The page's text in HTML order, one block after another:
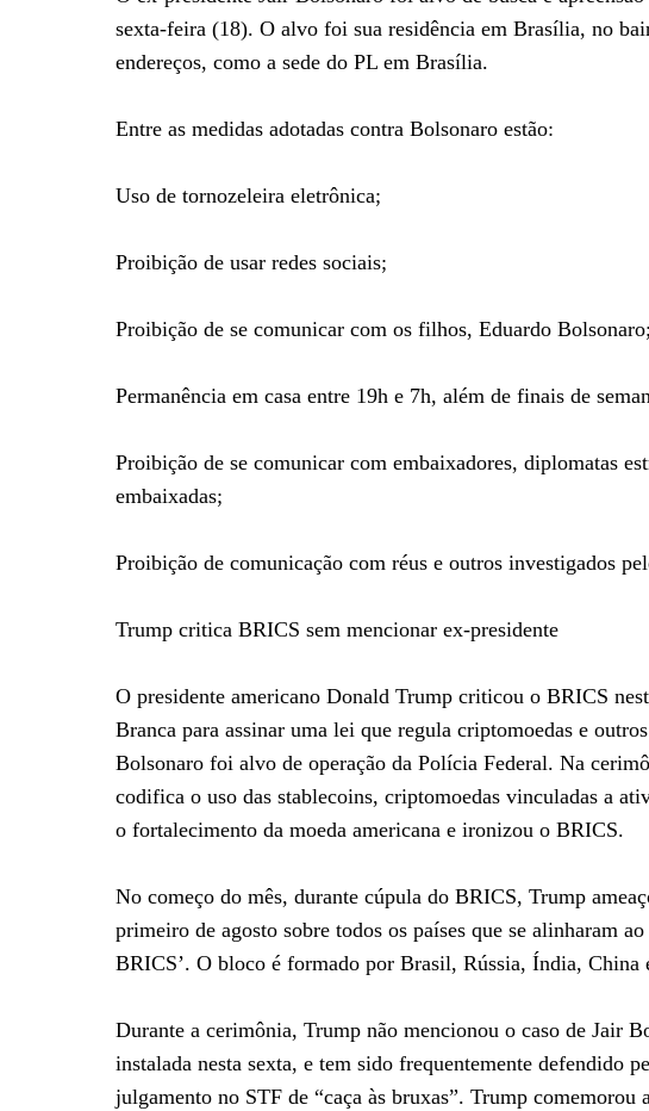
sexta-feira (18). O alvo foi sua residência em Brasília, no
endereços, como a sede do PL em Brasília.
Entre as medidas adotadas contra Bolsonaro estão:
Uso de tornozeleira eletrônica;
Proibição de usar redes sociais;
Proibição de se comunicar com os filhos, Eduardo Bolsonaro;
Permanência em casa entre 19h e 7h, além de finais de
Proibição de se comunicar com embaixadores, diplomatas
embaixadas;
Proibição de comunicação com réus e outros investigados
Trump critica BRICS sem mencionar ex-presidente
O presidente americano Donald Trump criticou o BRICS
Branca para assinar uma lei que regula criptomoedas e
Bolsonaro foi alvo de operação da Polícia Federal. Na
codifica o uso das stablecoins, criptomoedas vinculadas a
o fortalecimento da moeda americana e ironizou o BRICS.
No começo do mês, durante cúpula do BRICS, Trump
primeiro de agosto sobre todos os países que se alinharam
BRICS’. O bloco é formado por Brasil, Rússia, Índia, China
Durante a cerimônia, Trump não mencionou o caso de Jair
instalada nesta sexta, e tem sido frequentemente defendido
julgamento no STF de “caça às bruxas”. Trump